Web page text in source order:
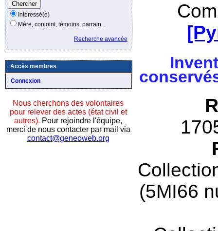
Intéressé(e)
Mère, conjoint, témoins, parrain...
Recherche avancée
Accès membres
Connexion
Nous cherchons des volontaires
pour relever des actes (état civil et
autres). Pour rejoindre l'équipe,
merci de nous contacter par mail via
contact@geneoweb.org
(5MI66